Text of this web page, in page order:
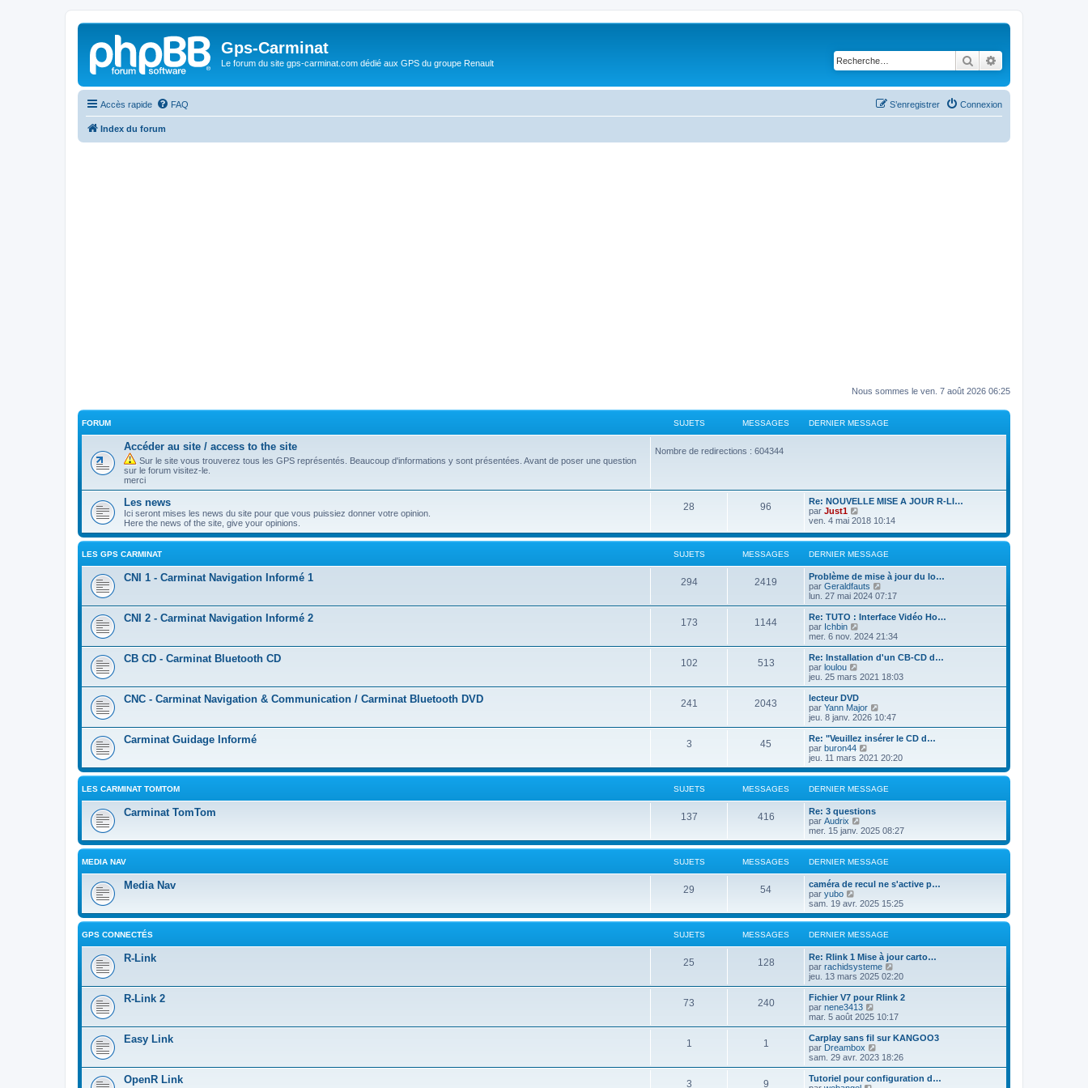
Gps-Carminat
Le forum du site gps-carminat.com dédié aux GPS du groupe Renault Rechercher
Accès rapide FAQ Connexion
S’enregistrer
Index du forum
Nous sommes le ven. 7 août 2026 06:25
FORUM SUJETS MESSAGES DERNIER MESSAGE
Accéder au site / access to the site
Sur le site vous trouverez tous les GPS représentés. Beaucoup d'informations y sont présentées. Avant de poser une question
sur le forum visitez-le.
merci
Nombre de redirections : 604344
Les news
Ici seront mises les news du site pour que vous puissiez donner votre opinion.
Here the news of the site, give your opinions.
28 96
Re: NOUVELLE MISE A JOUR R-LI…
par Just1
o
r
e
d
e
r
n
i
e
m
e
s
a
g
ven. 4 mai 2018 10:14
LES GPS CARMINAT SUJETS MESSAGES DERNIER MESSAGE
CNI 1 - Carminat Navigation Informé 1 294 2419
Problème de mise à jour du lo…
par Geraldfauts
o
i
r
e
e
r
n
i
e
s
s
g
e
lun. 27 mai 2024 07:17
CNI 2 - Carminat Navigation Informé 2 173 1144
Re: TUTO : Interface Vidéo Ho…
par Ichbin
o
i
r
e
r
n
i
r
m
e
s
a
g
e
mer. 6 nov. 2024 21:34
CB CD - Carminat Bluetooth CD 102 513
Re: Installation d'un CB-CD d…
par loulou
o
i
r
l
e
r
n
i
e
m
e
s
s
a
g
e
jeu. 25 mars 2021 18:03
CNC - Carminat Navigation & Communication / Carminat Bluetooth DVD 241 2043
lecteur DVD
par Yann Major
o
i
r
e
e
r
n
i
m
e
s
s
a
g
jeu. 8 janv. 2026 10:47
Carminat Guidage Informé 3 45
Re: "Veuillez insérer le CD d…
par buron44
o
i
r
l
e
n
i
r
m
e
s
a
g
e
jeu. 11 mars 2021 20:20
LES CARMINAT TOMTOM SUJETS MESSAGES DERNIER MESSAGE
Carminat TomTom 137 416
Re: 3 questions
par Audrix
o
i
r
l
e
n
i
r
m
e
s
s
a
g
e
mer. 15 janv. 2025 08:27
MEDIA NAV SUJETS MESSAGES DERNIER MESSAGE
Media Nav 29 54
caméra de recul ne s'active p…
par yubo
o
i
r
l
e
r
n
i
e
r
m
e
s
s
a
g
e
sam. 19 avr. 2025 15:25
GPS CONNECTÉS SUJETS MESSAGES DERNIER MESSAGE
R-Link 25 128
Re: Rlink 1 Mise à jour carto…
par rachidsysteme
o
i
r
e
e
r
n
i
r
jeu. 13 mars 2025 02:20
R-Link 2 73 240
Fichier V7 pour Rlink 2
par nene3413
o
i
r
l
e
r
mar. 5 août 2025 10:17
Easy Link 1 1
Carplay sans fil sur KANGOO3
par Dreambox
o
i
r
sam. 29 avr. 2023 18:26
OpenR Link 3 9
Tutoriel pour configuration d…